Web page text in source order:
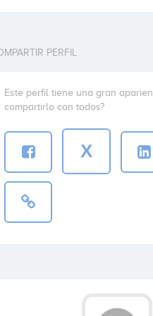
PERFIL
Este perfil tiene una gran
compartirlo con todos?
X